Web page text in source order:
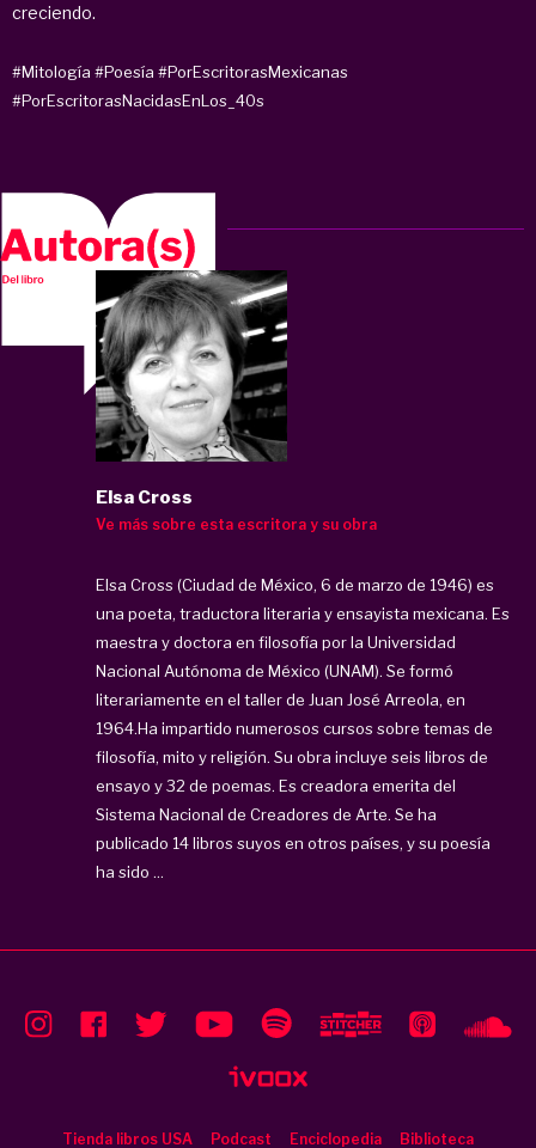
creciendo.
#Mitología #Poesía #PorEscritorasMexicanas
#PorEscritorasNacidasEnLos_40s
Elsa Cross
Ve más sobre esta escritora y su obra
Elsa Cross (Ciudad de México, 6 de marzo de 1946) es
una poeta, traductora literaria y ensayista mexicana. Es
maestra y doctora en filosofía por la Universidad
Nacional Autónoma de México (UNAM). Se formó
literariamente en el taller de Juan José Arreola, en
1964.Ha impartido numerosos cursos sobre temas de
filosofía, mito y religión. Su obra incluye seis libros de
ensayo y 32 de poemas. Es creadora emerita del
Sistema Nacional de Creadores de Arte. Se ha
publicado 14 libros suyos en otros países, y su poesía
ha sido ...
Tienda libros USA Podcast Enciclopedia Biblioteca